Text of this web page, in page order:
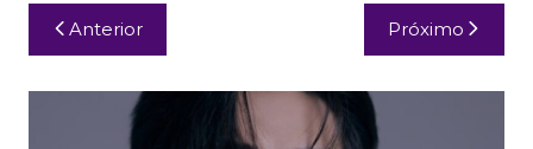
Navegação
de
Post
Anterior Próximo